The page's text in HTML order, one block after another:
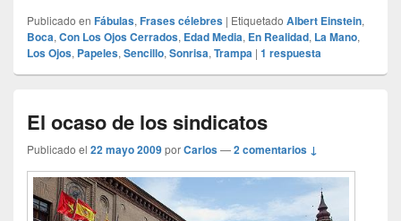
Publicado en Fábulas,Frases célebres | Etiquetado Albert Einstein,
Boca,Con Los Ojos Cerrados, Edad Media, En Realidad, La Mano,
Los Ojos, Papeles,Sencillo,Sonrisa,Trampa | 1 respuesta
El ocaso de los sindicatos
Publicado el 22 mayo 2009porCarlos—2 comentarios ↓